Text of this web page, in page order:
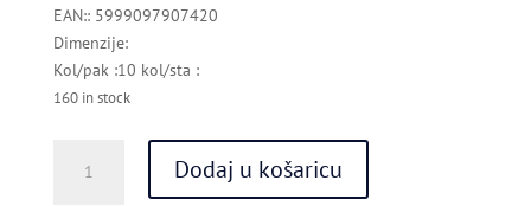
EAN:: 5999097907420
Dimenzije:
Kol/pak :10 kol/sta :
160 in stock
AVIDE
Dodaj u košaricu